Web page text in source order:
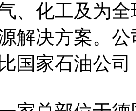
、化工及为
解决方案。
国家石油公